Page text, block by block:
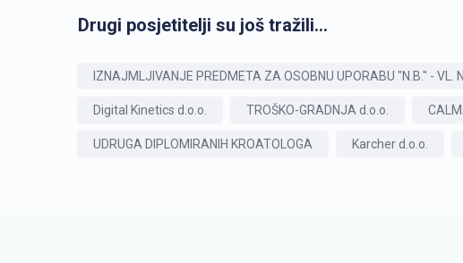
Drugi posjetitelji su još tražili...
IZNAJMLJIVANJE PREDMETA ZA OSOBNU UPORABU "N.B." - VL.
Digital Kinetics d.o.o. TROŠKO-GRADNJA d.o.o.
UDRUGA DIPLOMIRANIH KROATOLOGA Karcher d.o.o.